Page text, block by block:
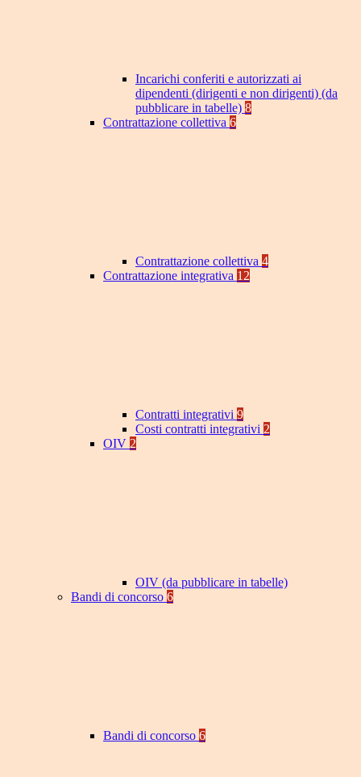
Incarichi conferiti e autorizzati ai
dipendenti (dirigenti e non dirigenti) (da
pubblicare in tabelle) 8
Contrattazione collettiva 6
Contrattazione collettiva 4
Contrattazione integrativa 12
Contratti integrativi 9
Costi contratti integrativi 2
OIV 2
OIV (da pubblicare in tabelle)
Bandi di concorso 6
Bandi di concorso 6